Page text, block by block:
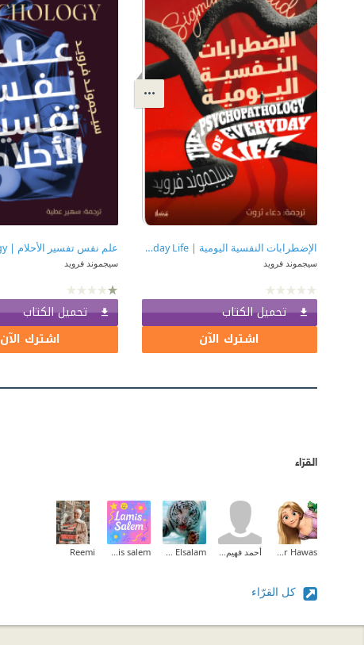
الإضطرابات النفسية اليومية | The Psychopathology of Everyday Life
سيجموند فرويد
تحميل الكتاب
اشترك الآن
سيجموند فرويد
تحميل الكتاب
اشترك الآن
القرّاء
Hadeer Hawas أحمد فهيم القاضى Ehab Mohammed Abd Elsalam
lamis salem
Reemi
كل القرّاء